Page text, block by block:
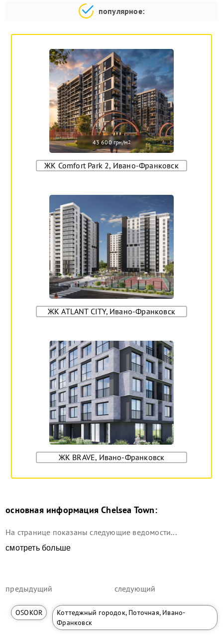
популярное:
43 600 грн/м2
ЖК Comfort Park 2, Ивано-Франковск
ЖК ATLANT CITY, Ивано-Франковск
ЖК BRAVE, Ивано-Франковск
основная информация Chelsea Town:
На странице показаны следующие ведомости...
смотреть больше
предыдущий
OSOKOR
следующий
Коттеджный городок, Поточная, Ивано-
Франковск